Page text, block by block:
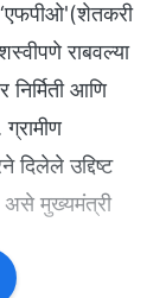
राबवल्या
आणि
दिलेले उद्दिष्ट
असे मुख्यमंत्री